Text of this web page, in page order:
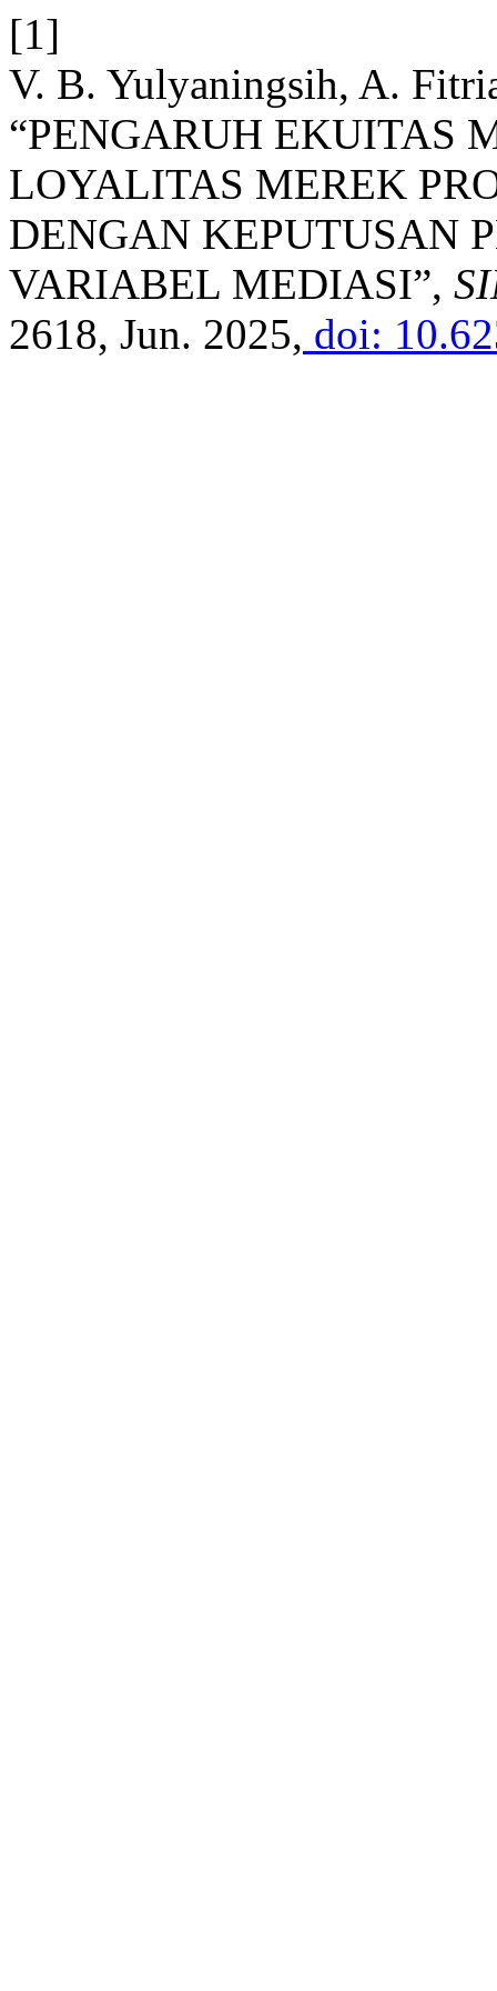
[1]
V. B. Yulyaningsih, A.
“PENGARUH EKUITAS
LOYALITAS MEREK
DENGAN KEPUTUSAN
VARIABEL MEDIASI”,
2618, Jun. 2025, doi: